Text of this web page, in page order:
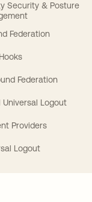
Security & Posture
Federation
Federation
Universal Logout
Providers
Logout